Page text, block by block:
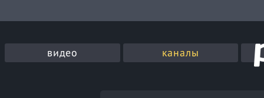
видео каналы